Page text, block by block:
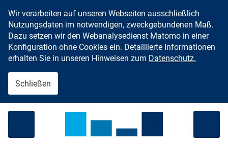
Zum Inhalt springen
Wir verarbeiten auf unseren Webseiten ausschließlich
Nutzungsdaten im notwendigen, zweckgebundenen Maß.
Dazu setzen wir den Webanalysedienst Matomo in einer
Konfiguration ohne Cookies ein. Detaillierte Informationen
erhalten Sie in unseren Hinweisen zum Datenschutz.
Schließen